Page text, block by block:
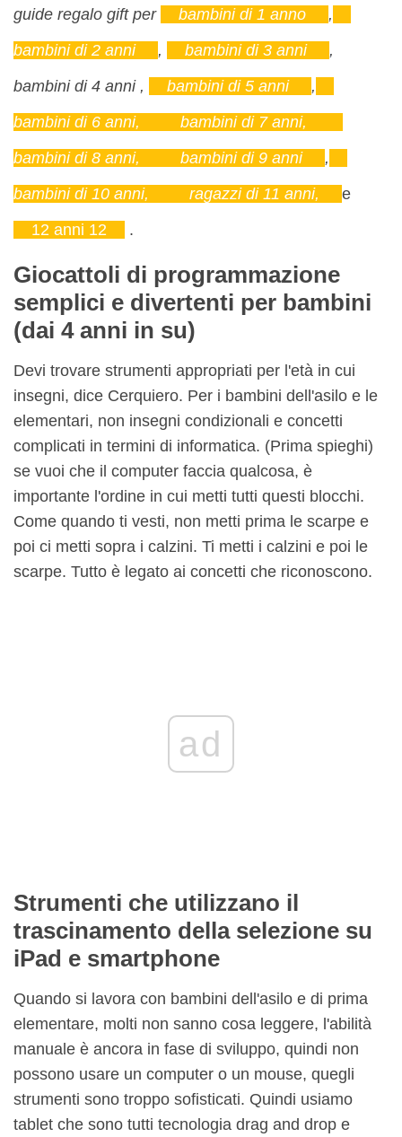
guide regalo gift per bambini di 1 anno
,
bambini di 2 anni
, bambini di 3 anni
,
bambini di 4 anni , bambini di 5 anni
,
bambini di 6 anni,
bambini di 7 anni,
bambini di 8 anni,
bambini di 9 anni
,
bambini di 10 anni,
ragazzi di 11 anni,
e
12 anni 12
.
Giocattoli di programmazione
semplici e divertenti per bambini
(dai 4 anni in su)
Devi trovare strumenti appropriati per l'età in cui
insegni, dice Cerquiero. Per i bambini dell'asilo e le
elementari, non insegni condizionali e concetti
complicati in termini di informatica. (Prima spieghi)
se vuoi che il computer faccia qualcosa, è
importante l'ordine in cui metti tutti questi blocchi.
Come quando ti vesti, non metti prima le scarpe e
poi ci metti sopra i calzini. Ti metti i calzini e poi le
scarpe. Tutto è legato ai concetti che riconoscono.
ad
Strumenti che utilizzano il
trascinamento della selezione su
iPad e smartphone
Quando si lavora con bambini dell'asilo e di prima
elementare, molti non sanno cosa leggere, l'abilità
manuale è ancora in fase di sviluppo, quindi non
possono usare un computer o un mouse, quegli
strumenti sono troppo sofisticati. Quindi usiamo
tablet che sono tutti tecnologia drag and drop e